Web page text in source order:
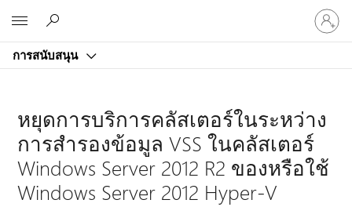
การสนับสนุน
ลงชื่อ
เข้า
บัญชี
หยุดการบริการคลัสเตอร์ในระหว่าง
การสำรองข้อมูล VSS ในคลัสเตอร์
Windows Server 2012 R2 ของหรือใช้
Windows Server 2012 Hyper-V